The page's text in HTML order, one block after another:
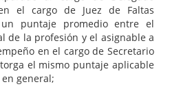
el cargo de Juez de Faltas
puntaje promedio entre el
de la profesión y el asignable a
en el cargo de Secretario
el mismo puntaje aplicable
general;